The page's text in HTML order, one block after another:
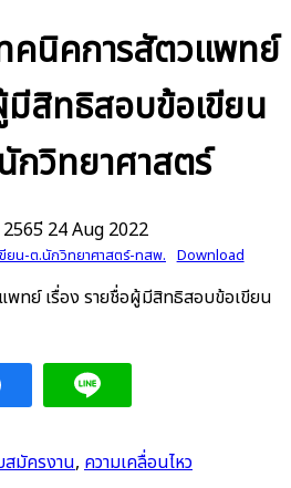
คนิคการสัตวแพทย์
มีสิทธิสอบข้อเขียน
กวิทยาศาสตร์
2565 ่ 24 Aug 2022
ยน-ต.นักวิทยาศาสตร์-ทสพ. Download
ทย์ เรื่อง รายชื่อผู้มีสิทธิสอบข้อเขียน
สมัครงาน, ความเคลื่อนไหว